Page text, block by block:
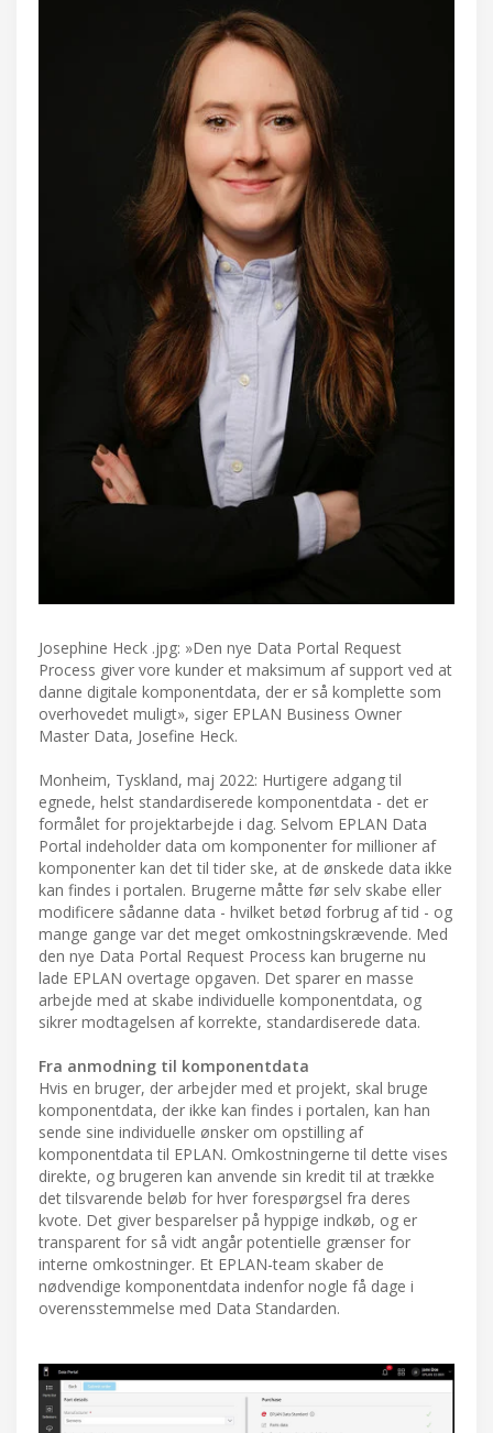
Josephine Heck .jpg: »Den nye Data Portal Request
Process giver vore kunder et maksimum af support ved at
danne digitale komponentdata, der er så komplette som
overhovedet muligt», siger EPLAN Business Owner
Master Data, Josefine Heck.
Monheim, Tyskland, maj 2022: Hurtigere adgang til
egnede, helst standardiserede komponentdata - det er
formålet for projektarbejde i dag. Selvom EPLAN Data
Portal indeholder data om komponenter for millioner af
komponenter kan det til tider ske, at de ønskede data ikke
kan findes i portalen. Brugerne måtte før selv skabe eller
modificere sådanne data - hvilket betød forbrug af tid - og
mange gange var det meget omkostningskrævende. Med
den nye Data Portal Request Process kan brugerne nu
lade EPLAN overtage opgaven. Det sparer en masse
arbejde med at skabe individuelle komponentdata, og
sikrer modtagelsen af korrekte, standardiserede data.
Fra anmodning til komponentdata
Hvis en bruger, der arbejder med et projekt, skal bruge
komponentdata, der ikke kan findes i portalen, kan han
sende sine individuelle ønsker om opstilling af
komponentdata til EPLAN. Omkostningerne til dette vises
direkte, og brugeren kan anvende sin kredit til at trække
det tilsvarende beløb for hver forespørgsel fra deres
kvote. Det giver besparelser på hyppige indkøb, og er
transparent for så vidt angår potentielle grænser for
interne omkostninger. Et EPLAN-team skaber de
nødvendige komponentdata indenfor nogle få dage i
overensstemmelse med Data Standarden.